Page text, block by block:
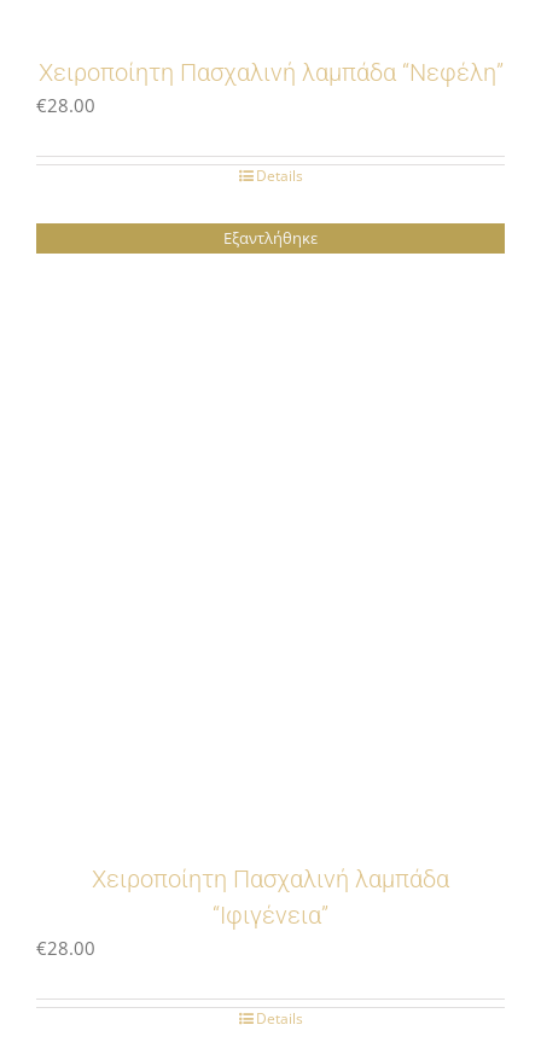
Χειροποίητη Πασχαλινή λαμπάδα “Νεφέλη”
€28.00
Details
Εξαντλήθηκε
Χειροποίητη Πασχαλινή λαμπάδα
“Ιφιγένεια”
€28.00
Details